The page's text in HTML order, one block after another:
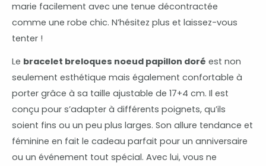
marie facilement avec une tenue décontractée
comme une robe chic. N’hésitez plus et laissez-vous
tenter !
Le bracelet breloques noeud papillon doré est non
seulement esthétique mais également confortable à
porter grâce à sa taille ajustable de 17+4 cm. Il est
conçu pour s’adapter à différents poignets, qu’ils
soient fins ou un peu plus larges. Son allure tendance et
féminine en fait le cadeau parfait pour un anniversaire
ou un événement tout spécial. Avec lui, vous ne